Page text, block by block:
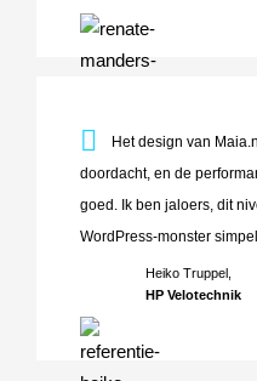
Heiko Truppel,
HP Velotechnik
Het design van
doordacht, en de
goed. Ik ben jaloers, dit
WordPress-monster
Het design van